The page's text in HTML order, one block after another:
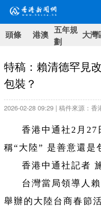
頭條 港澳 五年規
劃
大灣
特稿：賴清德罕見
包裝？
2026-02-28 09:29 | 稿件來源：香
香港中通社2月27
稱“大陸” 是善意還是
香港中通社記者
台灣當局領導人
舉辦的大陸台商春節